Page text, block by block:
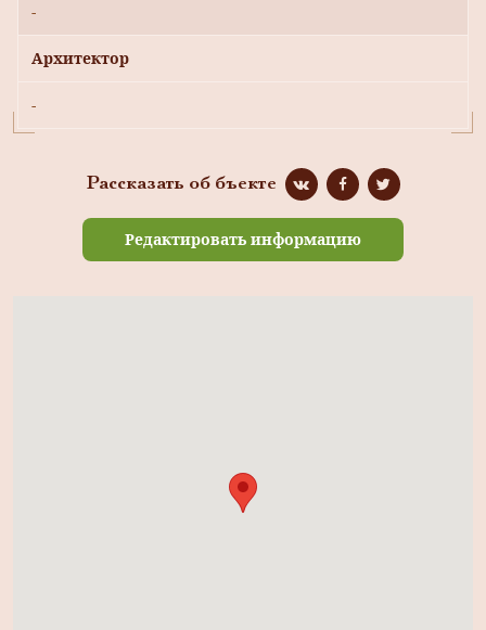
-
Архитектор
-
Рассказать об бъекте
Редактировать информацию